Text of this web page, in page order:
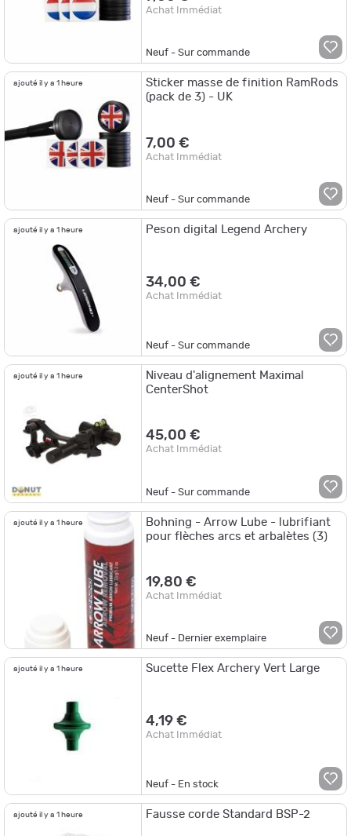
Achat Immédiat
Neuf - Sur commande
ajouté il y a 1 heure
Sticker masse de finition RamRods
(pack de 3) - UK
7,00 €
Achat Immédiat
Neuf - Sur commande
ajouté il y a 1 heure Peson digital Legend Archery
34,00 €
Achat Immédiat
Neuf - Sur commande
ajouté il y a 1 heure
Niveau d'alignement Maximal
CenterShot
45,00 €
Achat Immédiat
Neuf - Sur commande
ajouté il y a 1 heure
Bohning - Arrow Lube - lubrifiant
pour flèches arcs et arbalètes (3)
19,80 €
Achat Immédiat
Neuf - Dernier exemplaire
ajouté il y a 1 heure Sucette Flex Archery Vert Large
4,19 €
Achat Immédiat
Neuf - En stock
ajouté il y a 1 heure Fausse corde Standard BSP-2